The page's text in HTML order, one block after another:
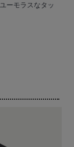
ーモラスなタッ